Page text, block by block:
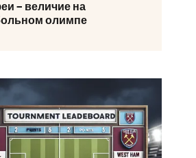
– величие на
олимпе